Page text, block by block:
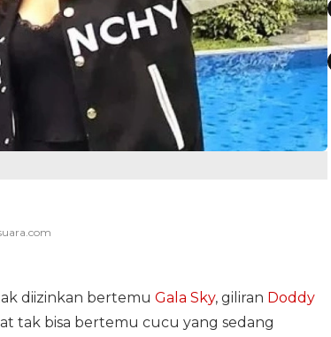
diizinkan bertemu Gala Sky, giliran Doddy
tak bisa bertemu cucu yang sedang